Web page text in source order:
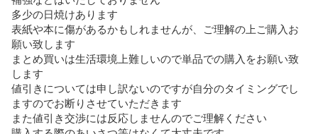
多少の日焼けあります
表紙や本に傷があるかもしれませんが、ご理解の上ご購入お
願い致します
まとめ買いは生活環境上難しいので単品での購入をお願い致
します
値引きについては申し訳ないのですが自分のタイミングでし
ますのでお断りさせていただきます
また値引き交渉には反応しませんのでご理解ください